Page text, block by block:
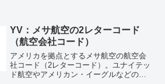
YV：メサ航空の2レターコード
（航空会社コード）
アメリカを拠点とするメサ航空の航空会
社コード（2レターコード）。ユナイテッ
ド航空やアメリカン・イーグルなどの航